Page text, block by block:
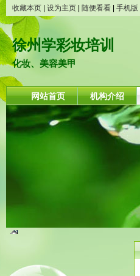
收藏本页 设为主页 随便看看 手机版
徐州学彩妆培训
化妆、美容美甲
网站首页 机构介绍